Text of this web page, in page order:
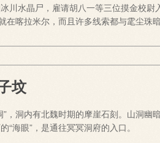
水晶尸，雇请胡八一等三位摸金校
喀拉米尔，而且许多线索都与雮尘珠暗
坟
，洞内有北魏时期的摩崖石刻。山洞
海眼”，是通往冥冥洞府的入口。